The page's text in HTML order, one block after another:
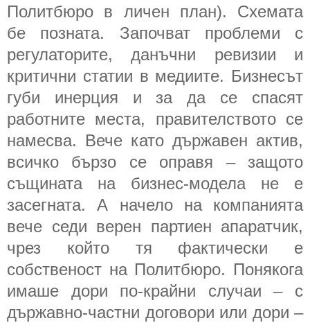
Политбюро в личен план). Схемата
бе позната. Започват проблеми с
регулаторите, данъчни ревизии и
критични статии в медиите. Бизнесът
губи инерция и за да се спасят
работните места, правителството се
намесва. Вече като държавен актив,
всичко бързо се оправя – защото
същината на бизнес-модела не е
засегната. А начело на компанията
вече седи верен партиен апаратчик,
чрез който тя фактически е
собственост на Политбюро. Понякога
имаше дори по-крайни случаи – с
държавно-частни договори или дори –